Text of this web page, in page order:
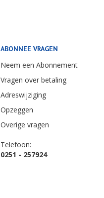
ABONNEE VRAGEN
Neem een Abonnement
Vragen over betaling
Adreswijziging
Opzeggen
Overige vragen
Telefoon:
0251 - 257924